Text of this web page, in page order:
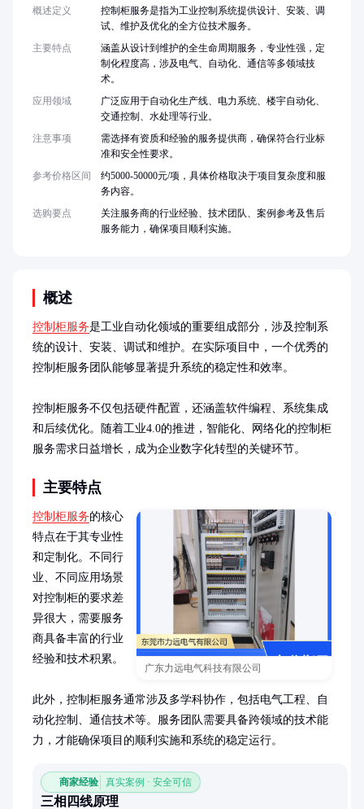
概述
控制柜服务是工业自动化领域的重要组成部分，涉及控制系
统的设计、安装、调试和维护。在实际项目中，一个优秀的
控制柜服务团队能够显著提升系统的稳定性和效率。
控制柜服务不仅包括硬件配置，还涵盖软件编程、系统集成
和后续优化。随着工业4.0的推进，智能化、网络化的控制柜
服务需求日益增长，成为企业数字化转型的关键环节。
主要特点
广东力远电气科技有限公司
控制柜服务的核心
特点在于其专业性
和定制化。不同行
业、不同应用场景
对控制柜的要求差
异很大，需要服务
商具备丰富的行业
经验和技术积累。
此外，控制柜服务通常涉及多学科协作，包括电气工程、自
动化控制、通信技术等。服务团队需要具备跨领域的技术能
力，才能确保项目的顺利实施和系统的稳定运行。
商家经验 真实案例 · 安全可信
三相四线原理
概述定义
控制柜服务是指为工业控制系统提供设计、安装、调
试、维护及优化的全方位技术服务。
主要特点
涵盖从设计到维护的全生命周期服务，专业性强，定
制化程度高，涉及电气、自动化、通信等多领域技
术。
应用领域
广泛应用于自动化生产线、电力系统、楼宇自动化、
交通控制、水处理等行业。
注意事项
需选择有资质和经验的服务提供商，确保符合行业标
准和安全性要求。
参考价格区间
约5000-50000元/项，具体价格取决于项目复杂度和服
务内容。
选购要点
关注服务商的行业经验、技术团队、案例参考及售后
服务能力，确保项目顺利实施。